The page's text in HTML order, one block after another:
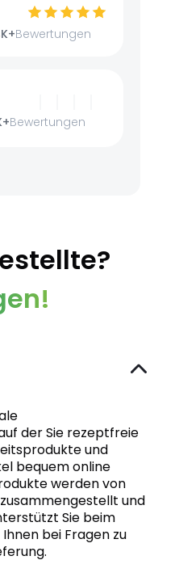
Bewertungen
Bewertungen
der Sie rezeptfreie
und
bequem online
werden von
und
Sie beim
bei Fragen zu